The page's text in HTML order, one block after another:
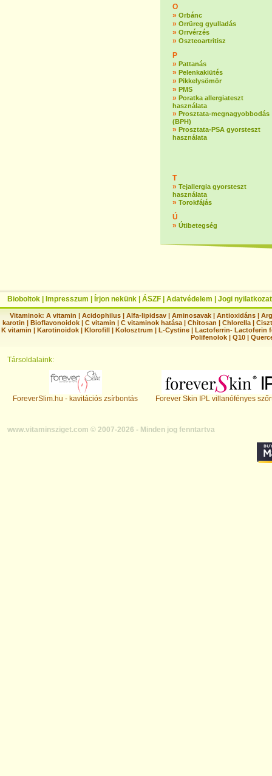
O
» Orbánc
» Orrüreg gyulladás
» Orrvérzés
» Oszteoartritisz
P
» Pattanás
» Pelenkakiütés
» Pikkelysömör
» PMS
» Poratka allergiateszt
használata
» Prosztata-megnagyobbodás
(BPH)
» Prosztata-PSA gyorsteszt
használata
T
» Tejallergia gyorsteszt
használata
» Torokfájás
Ú
» Útibetegség
Bioboltok Impresszum Írjon nekünk ÁSZF Adatvédelem Jogi nyilatkozat
Vitaminok: A vitamin |Acidophilus |Alfa-lipidsav |Aminosavak |Antioxidáns |
karotin | Bioflavonoidok | C vitamin | C vitaminok hatása | Chitosan | Chlorella |
K vitamin | Karotinoidok | Klorofill | Kolosztrum | L-Cystine | Lactoferrin- Lactoferin
Polifenolok |Q10 |
Társoldalaink:
ForeverSlim.hu - kavitációs zsírbontás Forever Skin IPL villanófényes
www.vitaminsziget.com © 2007-2026 - Minden jog fenntartva